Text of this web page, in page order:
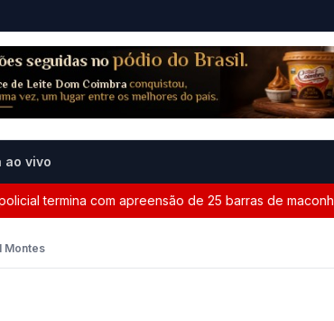
ao vivo
com apreensão de 25 barras de maconha
Montes